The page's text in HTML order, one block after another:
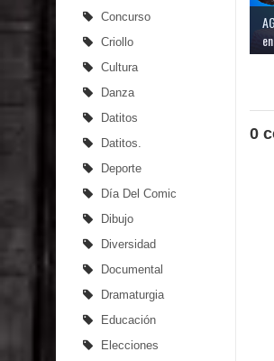
Concurso
Criollo
Cultura
Danza
Datitos
Datitos.
Deporte
Día Del Comic
Dibujo
Diversidad
Documental
Dramaturgia
Educación
Elecciones
0